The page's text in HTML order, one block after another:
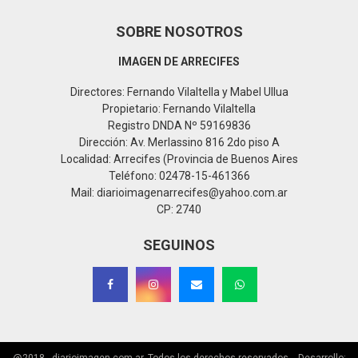
SOBRE NOSOTROS
IMAGEN DE ARRECIFES
Directores: Fernando Vilaltella y Mabel Ullua
Propietario: Fernando Vilaltella
Registro DNDA Nº 59169836
Dirección: Av. Merlassino 816 2do piso A
Localidad: Arrecifes (Provincia de Buenos Aires
Teléfono: 02478-15-461366
Mail: diarioimagenarrecifes@yahoo.com.ar
CP: 2740
SEGUINOS